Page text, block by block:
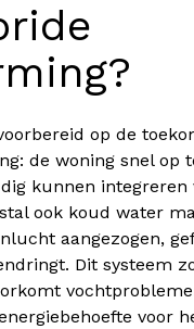
op de
de woning snel op
kunnen integreren
ook koud water
aangezogen,
Dit systeem
voor